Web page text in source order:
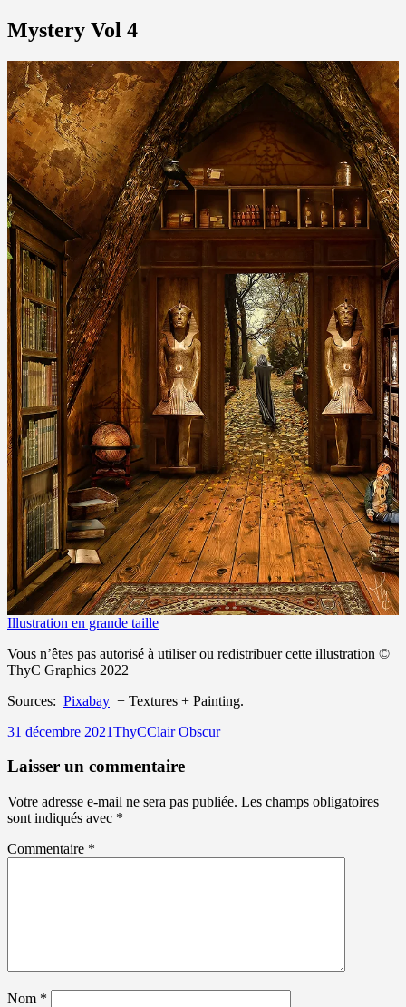
Mystery Vol 4
Illustration en grande taille
Vous n’êtes pas autorisé à utiliser ou redistribuer cette illustration ©
ThyC Graphics 2022
Sources: Pixabay + Textures + Painting.
Publié
31 décembre 2021Auteur
ThyCCatégories
Clair Obscur
Laisser un commentaire
Votre adresse e-mail ne sera pas publiée. Les champs obligatoires
sont indiqués avec *
Commentaire *
Nom *